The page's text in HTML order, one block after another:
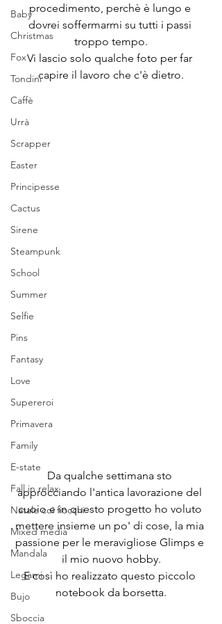
Baby
Christmas
Fox
Tondini
Caffè
Urrà
Scrapper
Easter
Principesse
Cactus
Sirene
Steampunk
School
Summer
Selfie
Pins
Fantasy
Love
Supereroi
Primavera
Family
E-state
Fall in relax
Natale coi fiocchi
Mixed media
Mandala
Legami
Bujo
Sboccia
procedimento, perchè è lungo e
dovrei soffermarmi su tutti i passi
troppo tempo.
Vi lascio solo qualche foto per far
capire il lavoro che c'è dietro.
Da qualche settimana sto
approcciando l'antica lavorazione del
cuoio e in questo progetto ho voluto
mettere insieme un po' di cose, la mia
passione per le meravigliose Glimps e
il mio nuovo hobby.
E così ho realizzato questo piccolo
notebook da borsetta.